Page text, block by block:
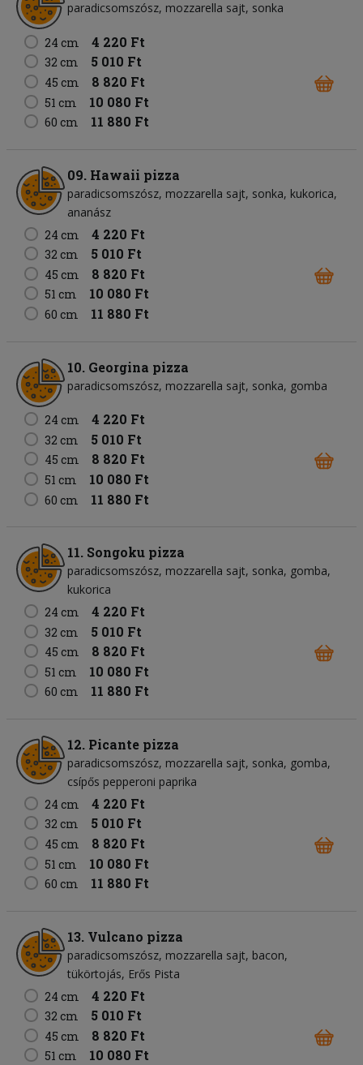
paradicsomszósz mozzarella sajt sonka
24 cm 4 220 Ft
32 cm 5 010 Ft
45 cm 8 820 Ft
51 cm 10 080 Ft
60 cm 11 880 Ft
09. Hawaii pizza
paradicsomszósz mozzarella sajt sonka kukorica
ananász
24 cm
4 220 Ft
32 cm 5 010 Ft
45 cm 8 820 Ft
51 cm 10 080 Ft
60 cm 11 880 Ft
10. Georgina pizza
paradicsomszósz mozzarella sajt sonka gomba
24 cm 4 220 Ft
32 cm 5 010 Ft
45 cm 8 820 Ft
51 cm 10 080 Ft
60 cm 11 880 Ft
11. Songoku pizza
paradicsomszósz mozzarella sajt sonka gomba
kukorica
24 cm
4 220 Ft
32 cm 5 010 Ft
45 cm 8 820 Ft
51 cm 10 080 Ft
60 cm 11 880 Ft
12. Picante pizza
paradicsomszósz mozzarella sajt sonka gomba
csípős pepperoni paprika
24 cm
4 220 Ft
32 cm 5 010 Ft
45 cm 8 820 Ft
51 cm 10 080 Ft
60 cm 11 880 Ft
13. Vulcano pizza
paradicsomszósz mozzarella sajt bacon
tükörtojás Erős Pista
24 cm
4 220 Ft
32 cm 5 010 Ft
45 cm 8 820 Ft
51 cm 10 080 Ft